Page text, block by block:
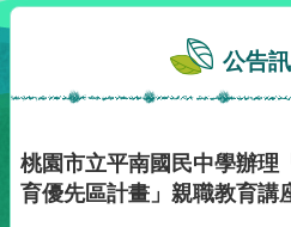
公告
桃園市立平南國民中學辦理
育優先區計畫」親職教育講